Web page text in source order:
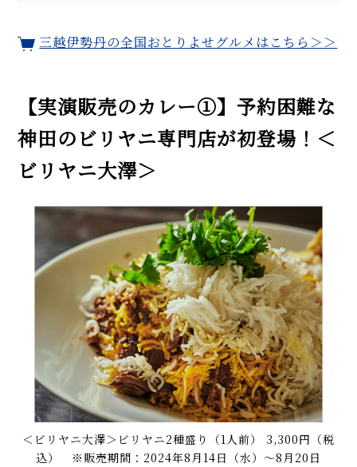
三越伊勢丹の全国おとりよせグルメはこちら＞＞
【実演販売のカレー①】予約困難な
神田のビリヤニ専門店が初登場！＜
ビリヤニ大澤＞
＜ビリヤニ大澤＞ビリヤニ2種盛り（1人前） 3,300円（税
込） ※販売期間：2024年8月14日（水）～8月20日